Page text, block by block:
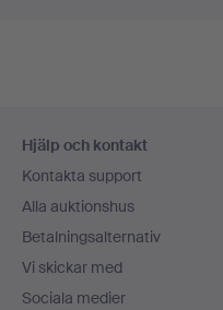
Hjälp och kontakt
Kontakta support
Alla auktionshus
Betalningsalternativ
Vi skickar med
Sociala medier